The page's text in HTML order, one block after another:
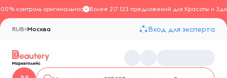
контроль оригинальностиБолее 217 123 предложений для Красоты и
Москва
RUB Вход для эксперта